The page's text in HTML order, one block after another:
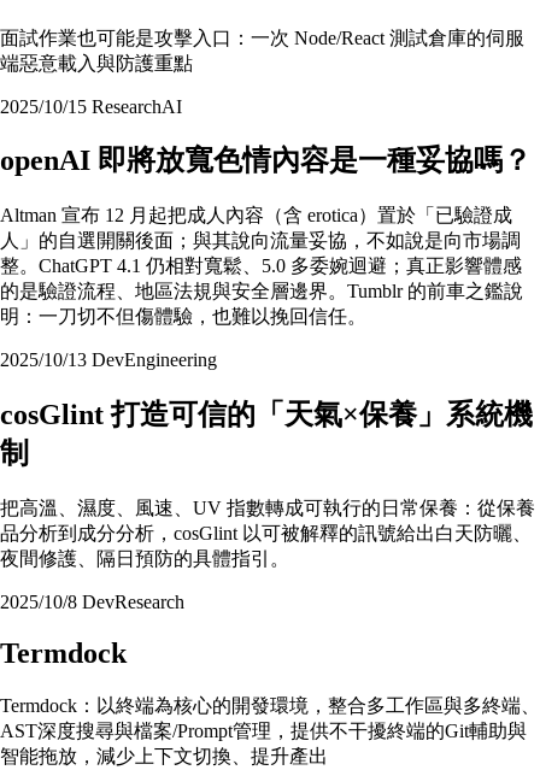
面試作業也可能是攻擊入口：一次 Node/React 測試倉庫的伺服
端惡意載入與防護重點
2025/10/15 ResearchAI
openAI 即將放寬色情內容是一種妥協嗎？
Altman 宣布 12 月起把成人內容（含 erotica）置於「已驗證成
人」的自選開關後面；與其說向流量妥協，不如說是向市場調
整。ChatGPT 4.1 仍相對寬鬆、5.0 多委婉迴避；真正影響體感
的是驗證流程、地區法規與安全層邊界。Tumblr 的前車之鑑說
明：一刀切不但傷體驗，也難以挽回信任。
2025/10/13 DevEngineering
cosGlint 打造可信的「天氣×保養」系統機
制
把高溫、濕度、風速、UV 指數轉成可執行的日常保養：從保養
品分析到成分分析，cosGlint 以可被解釋的訊號給出白天防曬、
夜間修護、隔日預防的具體指引。
2025/10/8 DevResearch
Termdock
Termdock：以終端為核心的開發環境，整合多工作區與多終端、
AST深度搜尋與檔案/Prompt管理，提供不干擾終端的Git輔助與
智能拖放，減少上下文切換、提升產出